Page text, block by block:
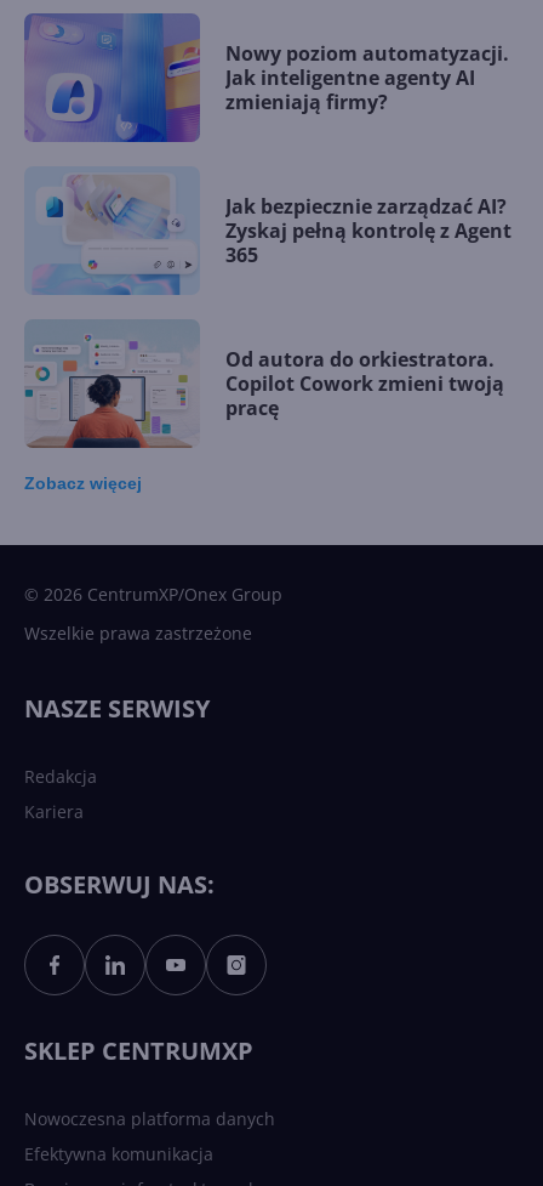
Nowy poziom automatyzacji.
Jak inteligentne agenty AI
zmieniają firmy?
Jak bezpiecznie zarządzać AI?
Zyskaj pełną kontrolę z Agent
365
Od autora do orkiestratora.
Copilot Cowork zmieni twoją
pracę
Sztuczna inteligencja po
polsku. Dość barier
Zobacz więcej
© 2026 CentrumXP/Onex Group
Wszelkie prawa zastrzeżone
NASZE SERWISY
Redakcja
Kariera
OBSERWUJ NAS:
SKLEP CENTRUMXP
Nowoczesna platforma danych
Efektywna komunikacja